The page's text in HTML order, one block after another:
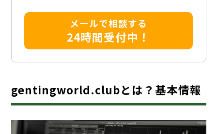
メールで相談する
24時間受付中！
gentingworld.clubとは？基本情報